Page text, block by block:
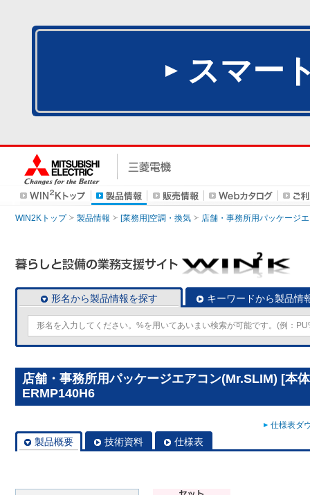
スマー
WIN2Kトップ 製品情報 [業務用]空調・換気 店舗・事務所用パッケージ
形名から製品情報を探す キーワードから製品情
店舗・事務所用パッケージエアコン(Mr.SLIM) [本
ERMP140H6
仕様表ダ
製品概要 技術資料 仕様表